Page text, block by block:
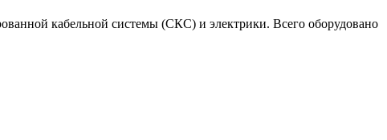
кабельной системы (СКС) и электрики. Всего оборудовано